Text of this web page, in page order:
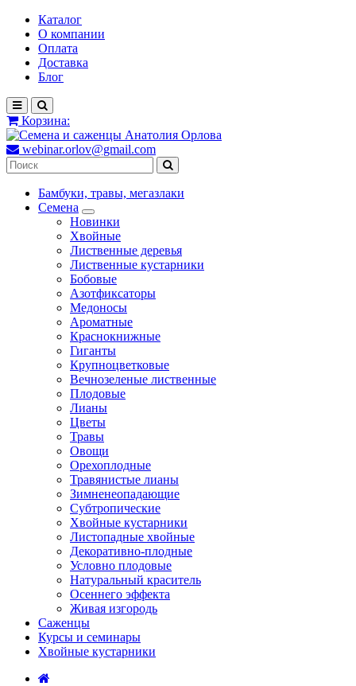
Каталог
О компании
Оплата
Доставка
Блог
Корзина:
webinar.orlov@gmail.com
Бамбуки, травы, мегазлаки
Семена
Новинки
Хвойные
Лиственные деревья
Лиственные кустарники
Бобовые
Азотфиксаторы
Медоносы
Ароматные
Краснокнижные
Гиганты
Крупноцветковые
Вечнозеленые лиственные
Плодовые
Лианы
Цветы
Травы
Овощи
Орехоплодные
Травянистые лианы
Зимненеопадающие
Субтропические
Хвойные кустарники
Листопадные хвойные
Декоративно-плодные
Условно плодовые
Натуральный краситель
Осеннего эффекта
Живая изгородь
Саженцы
Курсы и семинары
Хвойные кустарники